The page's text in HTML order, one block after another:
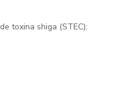
toxina shiga (STEC);